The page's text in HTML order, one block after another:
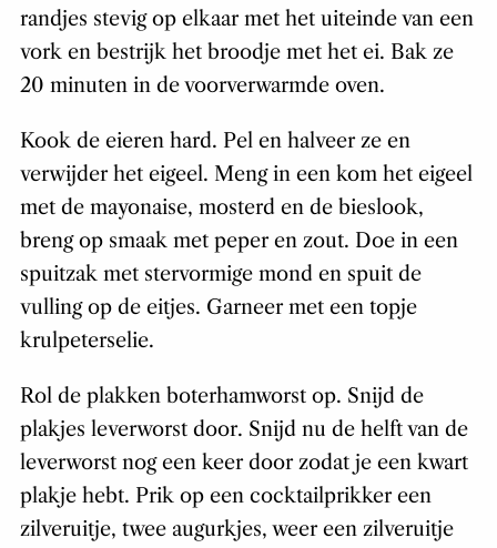
randjes stevig op elkaar met het uiteinde van een
vork en bestrijk het broodje met het ei. Bak ze
20 minuten in de voorverwarmde oven.
Kook de eieren hard. Pel en halveer ze en
verwijder het eigeel. Meng in een kom het eigeel
met de mayonaise, mosterd en de bieslook,
breng op smaak met peper en zout. Doe in een
spuitzak met stervormige mond en spuit de
vulling op de eitjes. Garneer met een topje
krulpeterselie.
Rol de plakken boterhamworst op. Snijd de
plakjes leverworst door. Snijd nu de helft van de
leverworst nog een keer door zodat je een kwart
plakje hebt. Prik op een cocktailprikker een
zilveruitje, twee augurkjes, weer een zilveruitje